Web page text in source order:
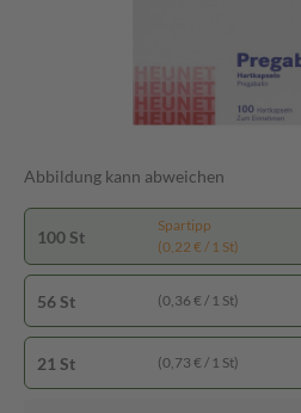
Abbildung kann abweichen
100 St
Spartipp
(0,22 € / 1 St)
56 St (0,36 € / 1 St)
21 St (0,73 € / 1 St)